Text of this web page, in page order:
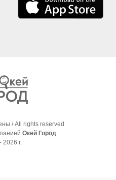
/ All rights reserved
Окей Город
2026 г.